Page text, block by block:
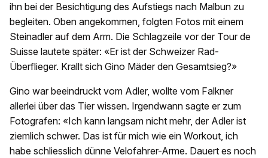
ihn bei der Besichtigung des Aufstiegs nach Malbun zu
begleiten. Oben angekommen, folgten Fotos mit einem
Steinadler auf dem Arm. Die Schlagzeile vor der Tour de
Suisse lautete später: «Er ist der Schweizer Rad-
Überflieger. Krallt sich Gino Mäder den Gesamtsieg?»
Gino war beeindruckt vom Adler, wollte vom Falkner
allerlei über das Tier wissen. Irgendwann sagte er zum
Fotografen: «Ich kann langsam nicht mehr, der Adler ist
ziemlich schwer. Das ist für mich wie ein Workout, ich
habe schliesslich dünne Velofahrer-Arme. Dauert es noch